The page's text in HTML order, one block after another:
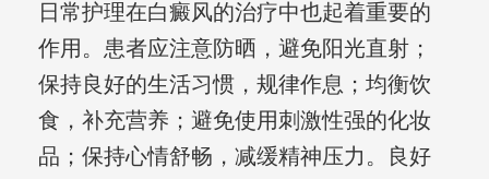
日常护理在白癜风的治疗中也起着重要的
作用。患者应注意防晒，避免阳光直射；
保持良好的生活习惯，规律作息；均衡饮
食，补充营养；避免使用刺激性强的化妆
品；保持心情舒畅，减缓精神压力。良好